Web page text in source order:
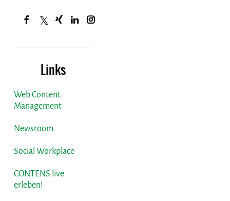
Links
Web Content
Management
Newsroom
Social Workplace
CONTENS live
erleben!